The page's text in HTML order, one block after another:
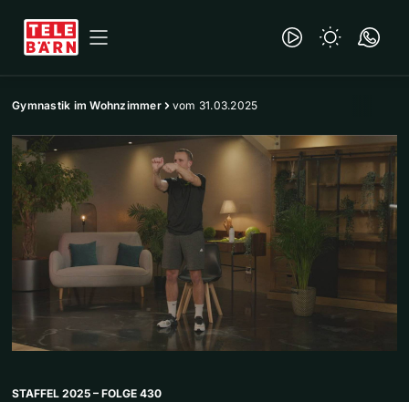
Gymnastik im Wohnzimmer vom 31.03.2025
STAFFEL 2025 – FOLGE 430